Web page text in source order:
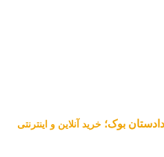
بوک؛ خرید آنلاین و اینترنتی